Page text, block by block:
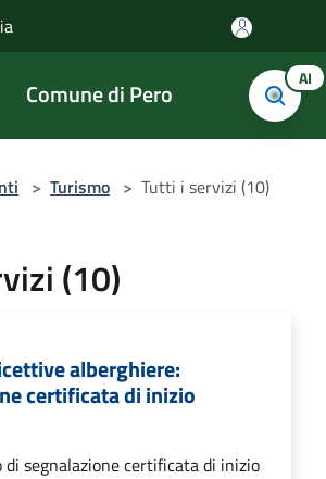
Comune di Pero AI
> Turismo > Tutti i servizi (10)
(10)
alberghiere:
certificata di inizio
di segnalazione certificata di inizio